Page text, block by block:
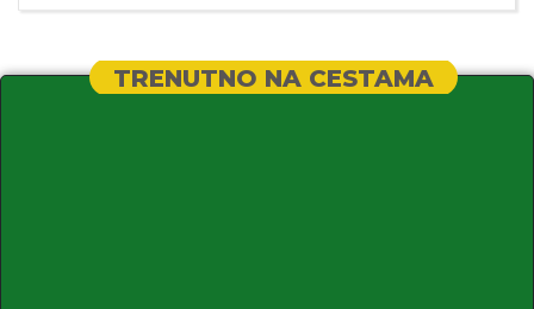
TRENUTNO NA CESTAMA